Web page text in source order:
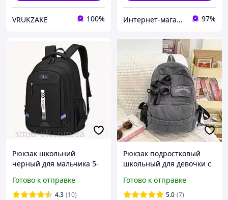
VRUKZAKE 100% Интернет-магазин "Ксюша" 97%
Рюкзак школьний
черный для мальчика 5-
ортопедической спинкой
и светоотражающими
Готово к отправке
4.3 (10)
Рюкзак подростковый
школьный для девочки с
вельветовый серый в
школу с лентами детский
Готово к отправке
5.0 (7)